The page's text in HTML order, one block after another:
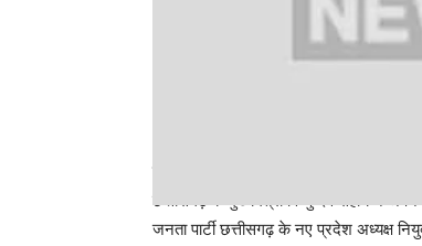
छत्तीसगढ़ के मुख्यमंत्री विष्णु देव सहाय ने
जनता पार्टी छत्तीसगढ़ के नए प्रदेश अध्यक्ष